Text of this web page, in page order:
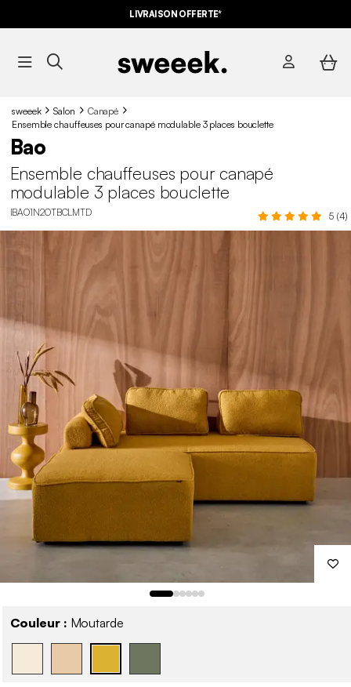
LIVRAISON OFFERTE*
sweeek Salon
Canapé
Ensemble chauffeuses pour canapé modulable 3 places bouclette
Bao
Ensemble chauffeuses pour canapé
modulable 3 places bouclette
IBAO1N2OTBCLMTD 5 (4)
Couleur : Moutarde